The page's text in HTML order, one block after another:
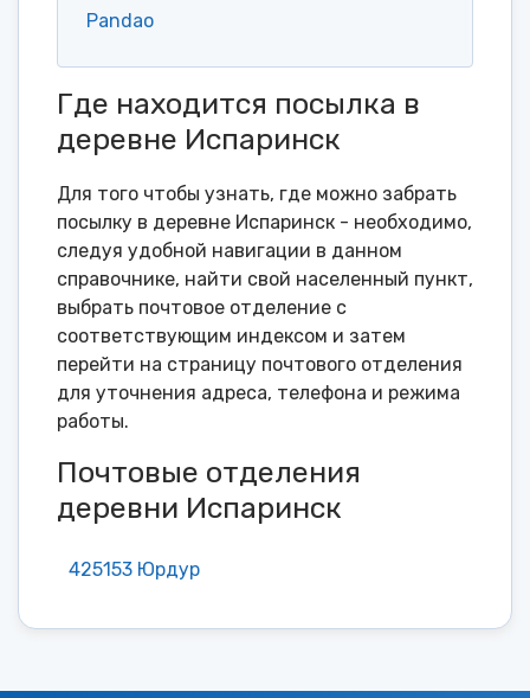
Pandao
Где находится посылка в
деревне Испаринск
Для того чтобы узнать, где можно забрать
посылку в деревне Испаринск - необходимо,
следуя удобной навигации в данном
справочнике, найти свой населенный пункт,
выбрать почтовое отделение с
соответствующим индексом и затем
перейти на страницу почтового отделения
для уточнения адреса, телефона и режима
работы.
Почтовые отделения
деревни Испаринск
425153 Юрдур